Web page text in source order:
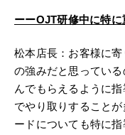
ーーOJT研修中に特
松本店長：お客様に
の強みだと思ってい
んでもらえるように
でやり取りすること
ードについても特に指